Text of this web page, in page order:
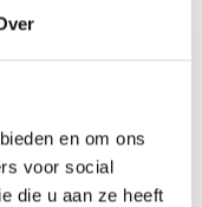
en om ons
voor social
die u aan ze heeft